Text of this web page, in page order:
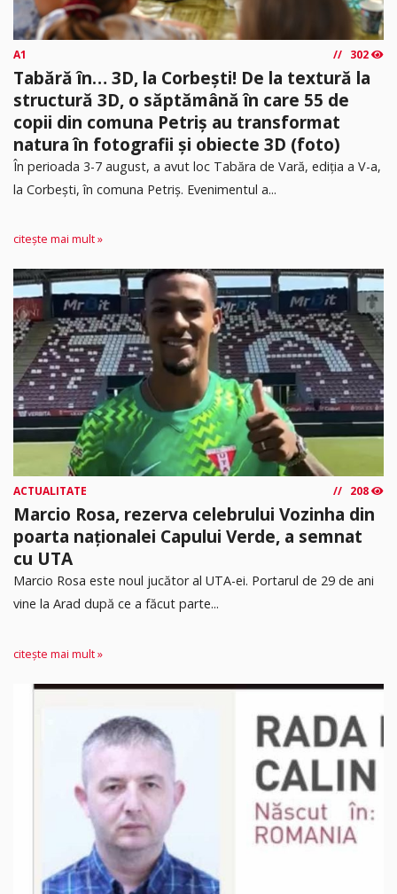
A1 302
Tabără în… 3D, la Corbești! De la textură la
structură 3D, o săptămână în care 55 de
copii din comuna Petriș au transformat
natura în fotografii și obiecte 3D (foto)
În perioada 3-7 august, a avut loc Tabăra de Vară, ediția a V-a,
la Corbești, în comuna Petriș. Evenimentul a...
citește mai mult »
ACTUALITATE 208
Marcio Rosa, rezerva celebrului Vozinha din
poarta naționalei Capului Verde, a semnat
cu UTA
Marcio Rosa este noul jucător al UTA-ei. Portarul de 29 de ani
vine la Arad după ce a făcut parte...
citește mai mult »